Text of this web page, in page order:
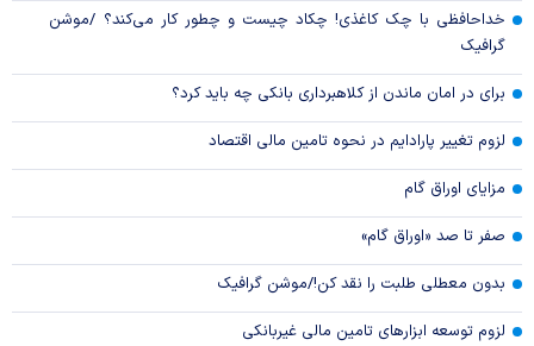
خداحافظی با چک کاغذی! چکاد چیست و چطور کار می‌کند؟ /موشن
گرافیک
برای در امان ماندن از کلاهبرداری بانکی چه باید کرد؟
لزوم تغییر پارادایم در نحوه تامین مالی اقتصاد
مزایای اوراق گام
صفر تا صد «اوراق گام»
بدون معطلی طلبت را نقد کن!/موشن گرافیک
لزوم توسعه ابزارهای تامین مالی غیربانکی